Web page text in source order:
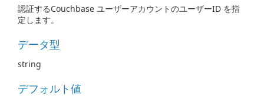
認証するCouchbase ユーザーアカウントのユーザーID を指
定します。
データ型
string
デフォルト値